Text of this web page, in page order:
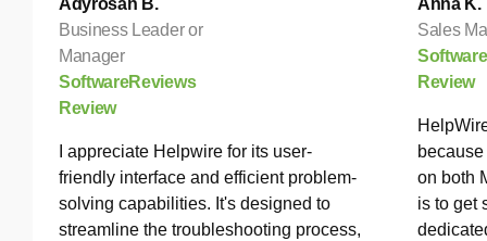
Adyrosan B.
Business Leader or
Manager
SoftwareReviews
Review
I appreciate Helpwire for its user-
friendly interface and efficient problem-
solving capabilities. It's designed to
streamline the troubleshooting process,
Anna K.
Sales
Review
on both
is to get